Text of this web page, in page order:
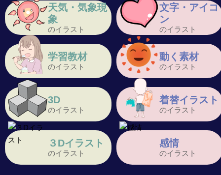
天気・気象現
象
のイラスト
文字・アイコ
ン
のイラスト
学習教材
のイラスト
動く素材
のイラスト
3D
のイラスト
着替イラスト
のイラスト
３Dイラスト
のイラスト
感情
のイラスト